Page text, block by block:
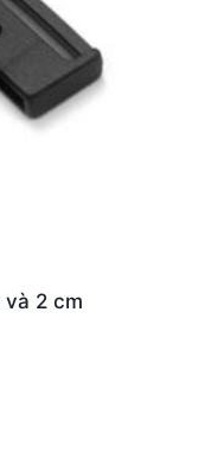
và 2 cm